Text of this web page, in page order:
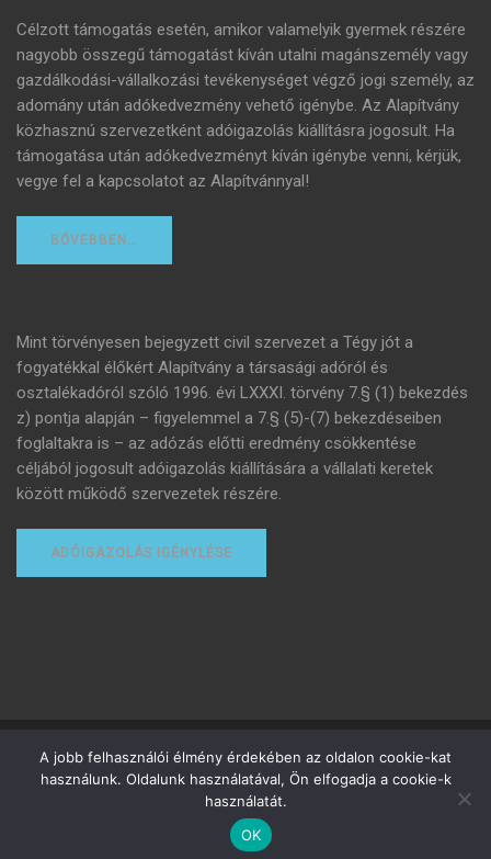
Célzott támogatás esetén, amikor valamelyik gyermek részére
nagyobb összegű támogatást kíván utalni magánszemély vagy
gazdálkodási-vállalkozási tevékenységet végző jogi személy, az
adomány után adókedvezmény vehető igénybe. Az Alapítvány
közhasznú szervezetként adóigazolás kiállításra jogosult. Ha
támogatása után adókedvezményt kíván igénybe venni, kérjük,
vegye fel a kapcsolatot az Alapítvánnyal!
BŐVEBBEN…
Mint törvényesen bejegyzett civil szervezet a Tégy jót a
fogyatékkal élőkért Alapítvány a társasági adóról és
osztalékadóról szóló 1996. évi LXXXI. törvény 7.§ (1) bekezdés
z) pontja alapján – figyelemmel a 7.§ (5)-(7) bekezdéseiben
foglaltakra is – az adózás előtti eredmény csökkentése
céljából jogosult adóigazolás kiállítására a vállalati keretek
között működő szervezetek részére.
ADÓIGAZOLÁS IGÉNYLÉSE
Minden jog fenntartva
Adóigazolás igénylése
Angyalom-emlékdíj
A jobb felhasználói élmény érdekében az oldalon cookie-kat
használunk. Oldalunk használatával, Ön elfogadja a cookie-k
használatát.
OK